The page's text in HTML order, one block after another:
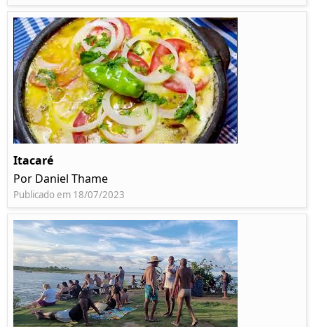
Itacaré
Por Daniel Thame
Publicado em 18/07/2023